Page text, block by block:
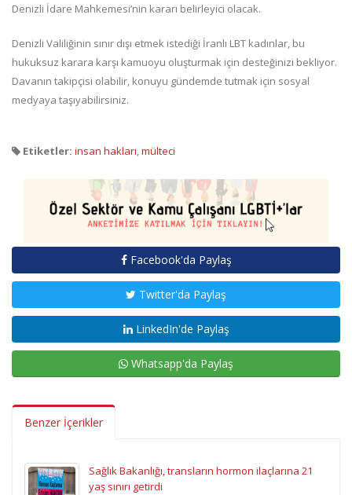
Denizli İdare Mahkemesi’nin kararı belirleyici olacak.
Denizli Valiliğinin sınır dışı etmek istediği İranlı LBT kadınlar, bu
hukuksuz karara karşı kamuoyu oluşturmak için desteğinizi bekliyor.
Davanın takipçisi olabilir, konuyu gündemde tutmak için sosyal
medyaya taşıyabilirsiniz.
Etiketler: insan hakları,mülteci
Facebook'da Paylaş
Twitter'da Paylaş
LinkedIn'de Paylaş
Whatsapp'da Paylaş
Benzer İçerikler
Sağlık Bakanlığı, transların hormon ilaçlarına 21
yaş sınırı getirdi